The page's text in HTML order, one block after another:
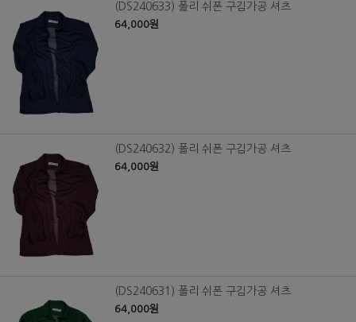
(DS240633) 폴리 쉬폰 구김가공 셔츠
64,000원
(DS240632) 폴리 쉬폰 구김가공 셔츠
64,000원
(DS240631) 폴리 쉬폰 구김가공 셔츠
64,000원